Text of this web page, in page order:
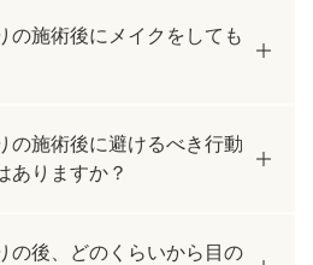
の施術後にメイクをしても
の施術後に避けるべき行動
ありますか？
の後、どのくらいから目の